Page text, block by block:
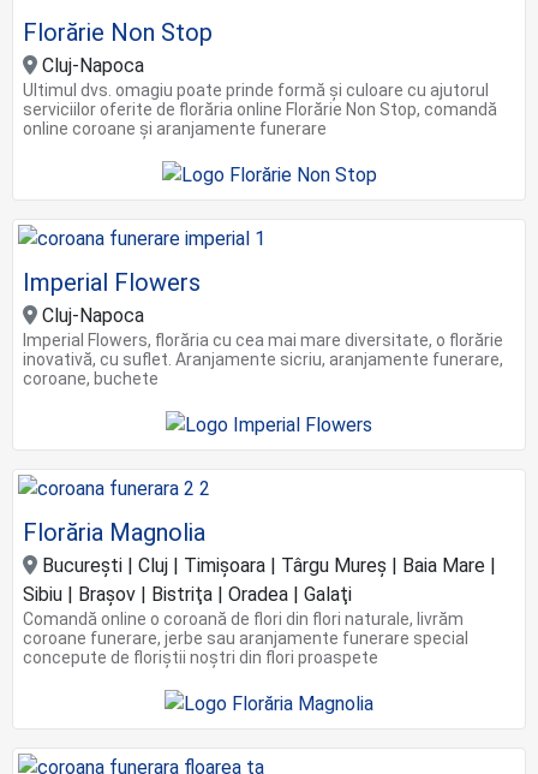
Florărie Non Stop
Cluj-Napoca
Ultimul dvs. omagiu poate prinde formă și culoare cu ajutorul
serviciilor oferite de florăria online Florărie Non Stop, comandă
online coroane şi aranjamente funerare
Imperial Flowers
Cluj-Napoca
Imperial Flowers, florăria cu cea mai mare diversitate, o florărie
inovativă, cu suflet. Aranjamente sicriu, aranjamente funerare,
coroane, buchete
Florăria Magnolia
Bucureşti | Cluj | Timişoara | Târgu Mureș | Baia Mare |
Sibiu | Braşov | Bistriţa | Oradea | Galaţi
Comandă online o coroană de flori din flori naturale, livrăm
coroane funerare, jerbe sau aranjamente funerare special
concepute de floriștii noștri din flori proaspete